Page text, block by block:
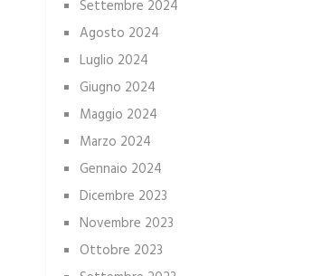
Settembre 2024
Agosto 2024
Luglio 2024
Giugno 2024
Maggio 2024
Marzo 2024
Gennaio 2024
Dicembre 2023
Novembre 2023
Ottobre 2023